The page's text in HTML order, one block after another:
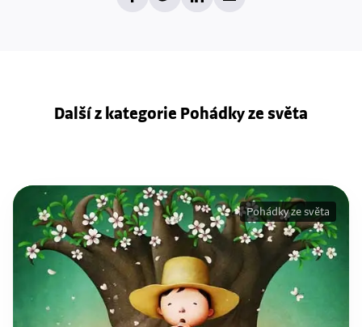
Další z kategorie Pohádky ze světa
Pohádky ze světa